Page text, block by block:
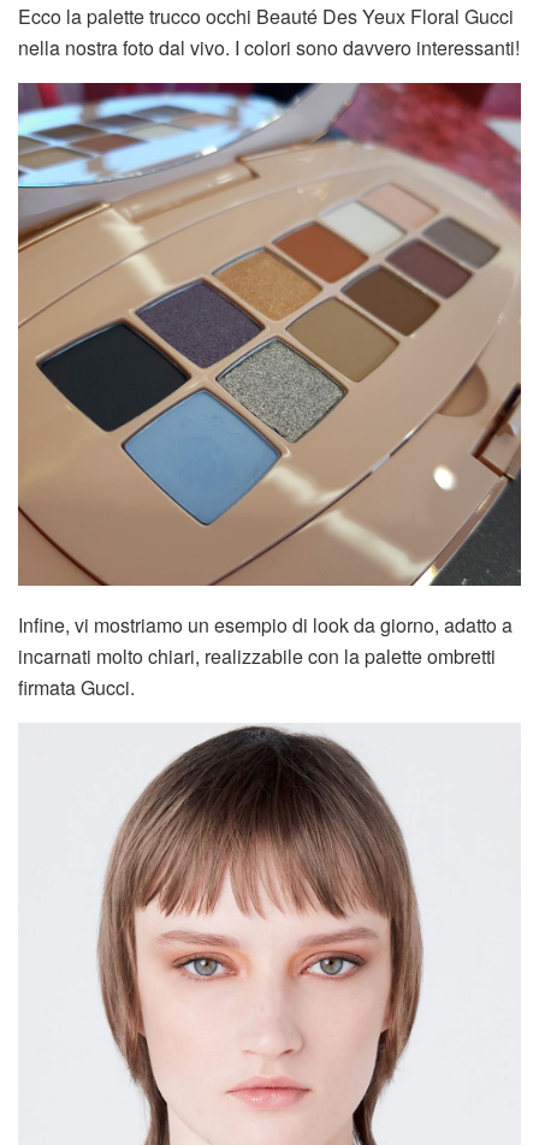
Ecco la palette trucco occhi Beauté Des Yeux Floral Gucci
nella nostra foto dal vivo. I colori sono davvero interessanti!
Infine, vi mostriamo un esempio di look da giorno, adatto a
incarnati molto chiari, realizzabile con la palette ombretti
firmata Gucci.